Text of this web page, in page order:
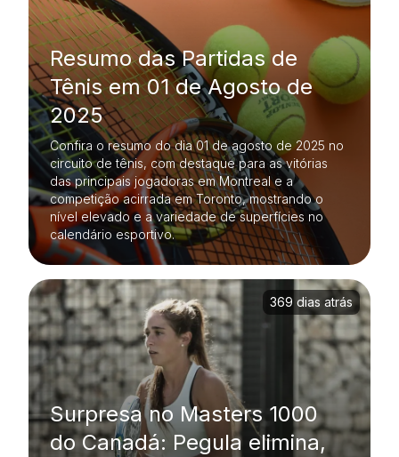
Resumo das Partidas de
Tênis em 01 de Agosto de
2025
Confira o resumo do dia 01 de agosto de 2025 no
circuito de tênis, com destaque para as vitórias
das principais jogadoras em Montreal e a
competição acirrada em Toronto, mostrando o
nível elevado e a variedade de superfícies no
calendário esportivo.
Surpresa no Masters 1000
do Canadá: Pegula elimina,
369 dias atrás